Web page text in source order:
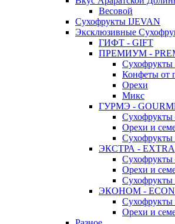
Весовой
Сухофрукты IJEVAN
Эксклюзивные
ГИФТ - GIFT
ПРЕМИУМ -
Конфеты от
Орехи
Микс
ГУРМЭ -
Сухофрукты
Орехи и
Сухофрукты
ЭКСТРА - EXTRA
Сухофрукты
Орехи и
Сухофрукты
ЭКОНОМ -
Сухофрукты
Орехи и